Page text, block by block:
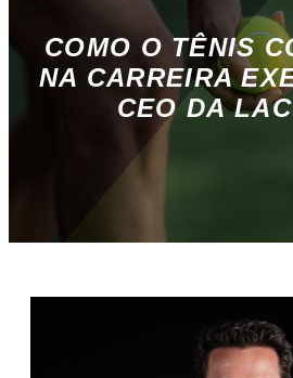
COMO O TÊNIS
NA CARREIRA
CEO DA